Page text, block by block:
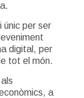
únic per ser
digital, per
tot el món.
a